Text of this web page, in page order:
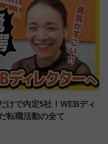
けで内定5社！WEBディ
転職活動の全て